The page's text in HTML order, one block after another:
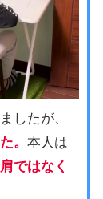
したが、
。 本人は
ではなく